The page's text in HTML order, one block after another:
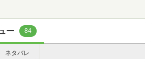
ー 84
ネタバレ